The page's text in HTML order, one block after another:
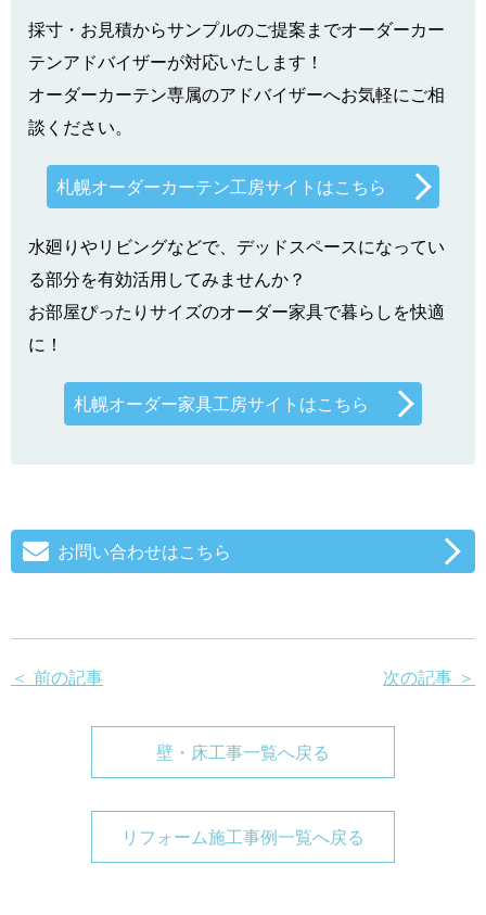
採寸・お見積からサンプルのご提案までオーダーカー
テンアドバイザーが対応いたします！
オーダーカーテン専属のアドバイザーへお気軽にご相
談ください。
札幌オーダーカーテン工房サイトはこちら
水廻りやリビングなどで、デッドスペースになってい
る部分を有効活用してみませんか？
お部屋ぴったりサイズのオーダー家具で暮らしを快適
に！
札幌オーダー家具工房サイトはこちら
お問い合わせはこちら
＜ 前の記事 次の記事 ＞
壁・床工事一覧へ戻る
リフォーム施工事例一覧へ戻る